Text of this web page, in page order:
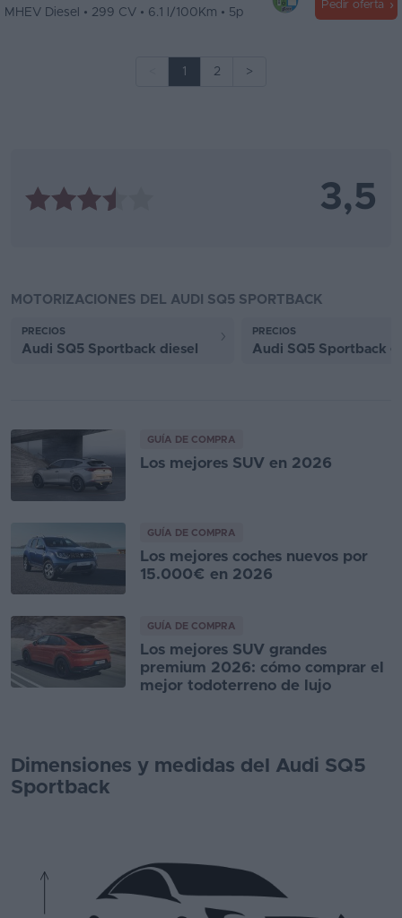
MHEV Diesel • 299 CV • 6.1 l/100Km • 5p
Pedir oferta
1 2 >
3,5
MOTORIZACIONES DEL AUDI SQ5 SPORTBACK
PRECIOS
Audi SQ5 Sportback diesel
PRECIOS
Audi SQ5 Sportback
GUÍA DE COMPRA
Los mejores SUV en 2026
GUÍA DE COMPRA
Los mejores coches nuevos por
15.000€ en 2026
GUÍA DE COMPRA
Los mejores SUV grandes
premium 2026: cómo comprar el
mejor todoterreno de lujo
Dimensiones y medidas del Audi SQ5
Sportback